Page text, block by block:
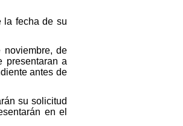
la fecha de su
de
presentaran a
antes de
su solicitud
en el